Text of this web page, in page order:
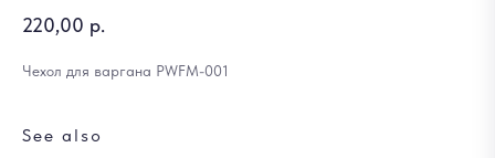
220,00 р.
Чехол для варгана PWFM-001
See also